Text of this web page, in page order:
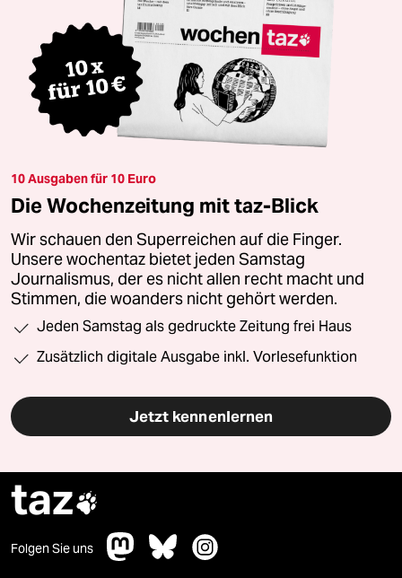
10 Ausgaben für 10 Euro
Die Wochenzeitung mit taz-Blick
Wir schauen den Superreichen auf die Finger.
Unsere wochentaz bietet jeden Samstag
Journalismus, der es nicht allen recht macht und
Stimmen, die woanders nicht gehört werden.
Jeden Samstag als gedruckte Zeitung frei Haus
Zusätzlich digitale Ausgabe inkl. Vorlesefunktion
Jetzt kennenlernen
taz
Folgen Sie uns